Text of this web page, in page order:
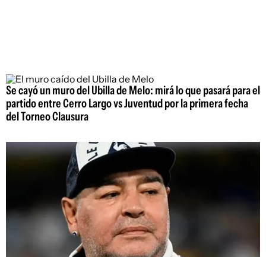
Se cayó un muro del Ubilla de Melo: mirá lo que pasará para el
partido entre Cerro Largo vs Juventud por la primera fecha
del Torneo Clausura